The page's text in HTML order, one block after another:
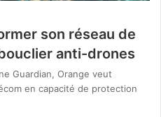
son réseau de
anti-drones
Guardian, Orange veut
en capacité de protection